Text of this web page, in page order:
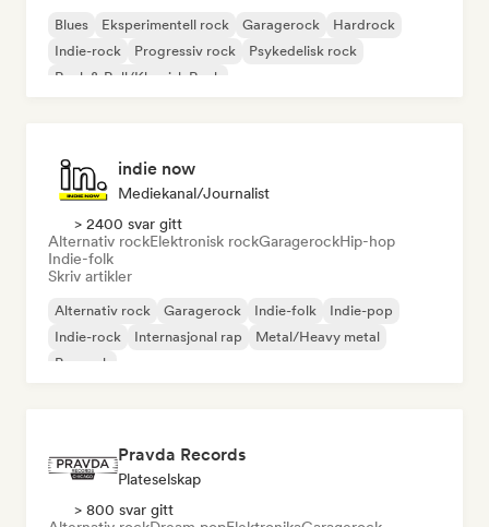
Blues Eksperimentell rock Garagerock
Hardrock
Indie-rock
Progressiv rock
Psykedelisk rock
Rock & Roll/Klassisk Rock
indie now
Mediekanal/journalist
> 2400 svar gitt
Alternativ rockElektronisk rockGaragerockHip-hop
Indie-folk
Skriv artikler
Alternativ rock Garagerock Indie-folk
Indie-pop
Indie-rock
Internasjonal rap
Metal/Heavy metal
Poprock
Pravda Records
Plateselskap
> 800 svar gitt